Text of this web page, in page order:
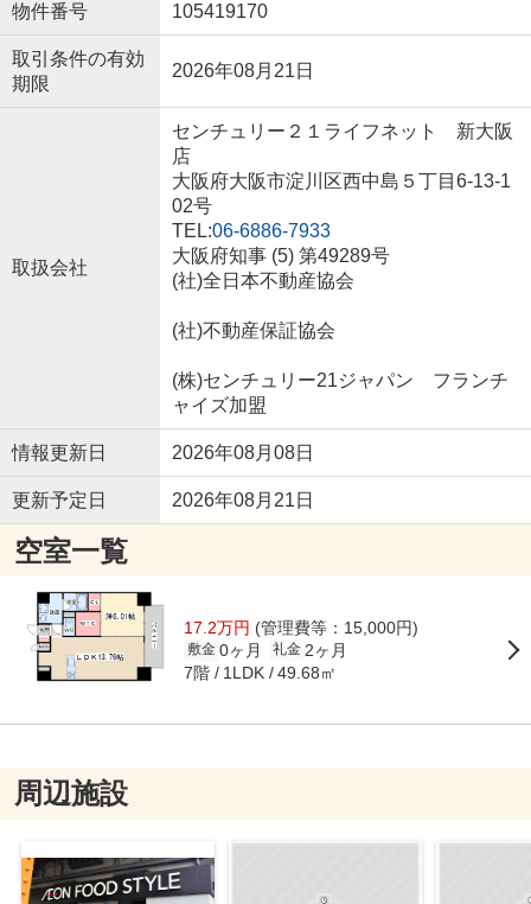
物件番号 105419170
取引条件の有効
期限
2026年08月21日
取扱会社
センチュリー２１ライフネット 新大阪
店
大阪府大阪市淀川区西中島５丁目6-13-1
02号
TEL:06-6886-7933
大阪府知事 (5) 第49289号
(社)全日本不動産協会
(社)不動産保証協会
(株)センチュリー21ジャパン フランチ
ャイズ加盟
情報更新日 2026年08月08日
更新予定日 2026年08月21日
空室一覧
17.2万円 (管理費等：15,000円)
敷金 0ヶ月 礼金 2ヶ月
7階 1LDK 49.68㎡
周辺施設